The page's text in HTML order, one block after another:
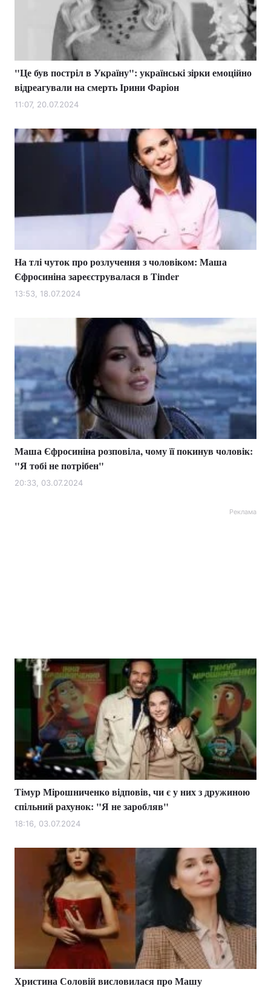
"Це був постріл в Україну": українські зірки емоційно
відреагували на смерть Ірини Фаріон
11:07, 20.07.2024
На тлі чуток про розлучення з чоловіком: Маша
Єфросиніна зареєструвалася в Tinder
13:53, 18.07.2024
Маша Єфросиніна розповіла, чому її покинув чоловік:
"Я тобі не потрібен"
20:33, 03.07.2024
Реклама
Тімур Мірошниченко відповів, чи є у них з дружиною
спільний рахунок: "Я не заробляв"
18:16, 03.07.2024
Христина Соловій висловилася про Машу